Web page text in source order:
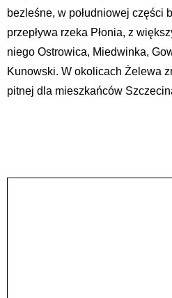
bezleśne, w południowej części
przepływa rzeka Płonia, z
niego Ostrowica, Miedwinka,
Kunowski. W okolicach Żelewa
pitnej dla mieszkańców